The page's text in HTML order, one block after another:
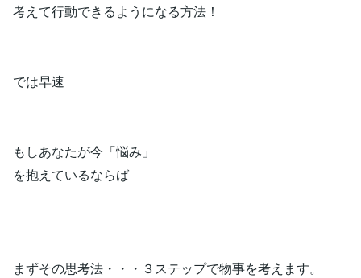
考えて行動できるようになる方法！
では早速
もしあなたが今「悩み」
を抱えているならば
まずその思考法・・・３ステップで物事を考えます。